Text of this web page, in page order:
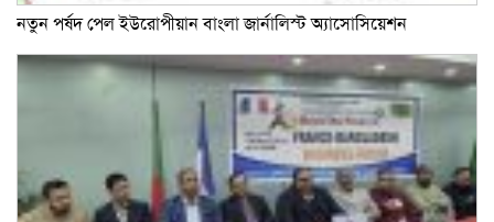
নতুন পর্ষদ পেল ইউরোপীয়ান বাংলা জার্নালিস্ট অ্যাসোসিয়েশন